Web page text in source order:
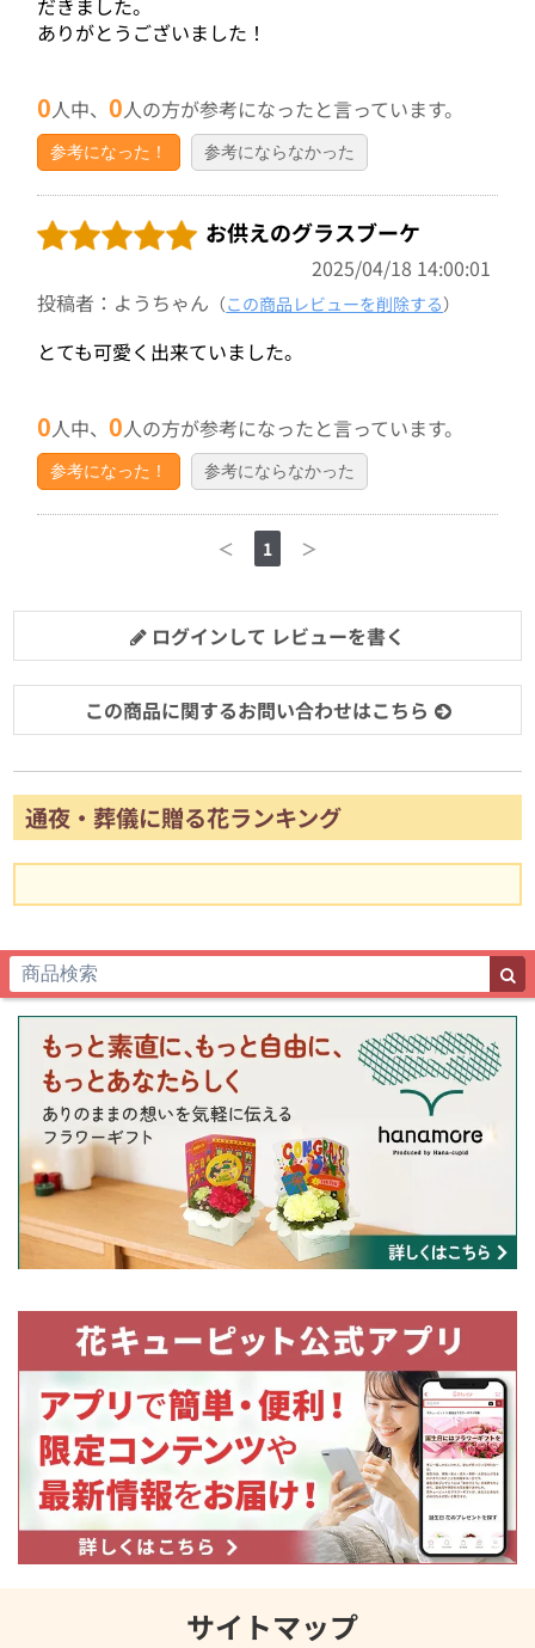
ありがとうございました！
0人中、0人の方が参考になったと言っています。
参考になった！ 参考にならなかった
お供えのグラスブーケ
2025/04/18 14:00:01
投稿者：ようちゃん （この商品レビューを削除する）
とても可愛く出来ていました。
0人中、0人の方が参考になったと言っています。
参考になった！ 参考にならなかった
＜ 1 ＞
ログインして レビューを書く
この商品に関するお問い合わせはこちら
通夜・葬儀に贈る花ランキング
サイトマップ